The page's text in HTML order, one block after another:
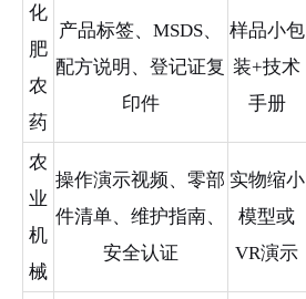
化
肥
农
药
产品标签、MSDS、
配方说明、登记证复
印件
样品小包
装+技术
手册
农
业
机
械
操作演示视频、零部
件清单、维护指南、
安全认证
实物缩小
模型或
VR演示